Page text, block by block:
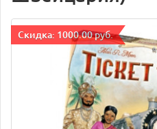
Cкидка: 1000.00 руб.